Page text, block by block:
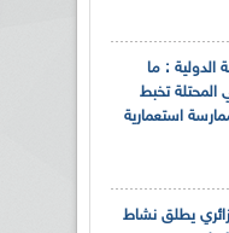
الدولية : ما
تخبط
استعمارية
يطلق نشاط